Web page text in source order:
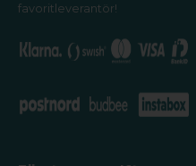
favoritleverantör!